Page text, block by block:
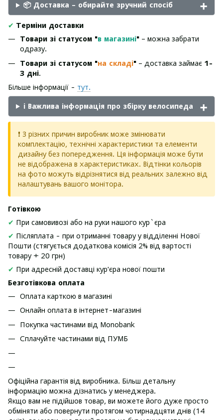
📦 Доставка – обирайте зручний спосіб
✔ Терміни доставки
Товари зі статусом "в магазині" – можна забрати
одразу.
Товари зі статусом "на складі" – доставка займає 1-
3 дні.
Більше інформації - тут.
ℹ️ Важлива інформація про збірку велосипеда
❗ З різних причин виробник може змінювати
комплектацію, технічні характеристики та елементи
дизайну без попередження. Ця інформація може бути
не відображена в характеристиках. Відтінки кольорів
на фото можуть відрізнятися від реальних залежно від
налаштувань вашого монітора.
Готівкою
✔ При самовивозі або на руки нашого кур`єра
✔ Післяплата - при отриманні товару у відділенні Нової
Пошти (стягується додаткова комісія 2% від вартості
товару + 20 грн)
✔ При адресній доставці кур'єра нової пошти
Безготівкова оплата
Оплата карткою в магазині
Онлайн оплата в інтернет-магазині
Покупка частинами від Monobank
Сплачуйте частинами від ПУМБ
Офіційна гарантія від виробника. Більш детальну
інформацію можна дізнатись у менеджера.
Якщо вам не підійшов товар, ви можете його дуже просто
обміняти або повернути протягом чотирнадцяти днів (14